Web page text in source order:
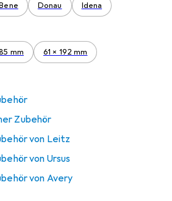
Donau Idena
mm 61 x 192 mm
Zubehör
von Leitz
von Ursus
von Avery